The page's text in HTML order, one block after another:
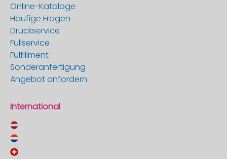
Online-Kataloge
Häufige Fragen
Druckservice
Fullservice
Fulfillment
Sonderanfertigung
Angebot anfordern
International